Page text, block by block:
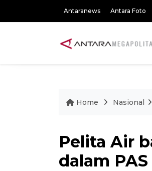
Antaranews Antara Foto
Home Nasional
Pelita Air
dalam